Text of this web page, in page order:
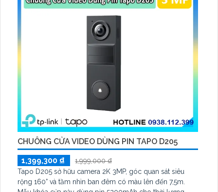
CHUÔNG CỬA VIDEO DÙNG PIN TAPO D205
1,399,300 ₫
1,999,000 ₫
Tapo D205 sở hữu camera 2K 3MP, góc quan sát siêu
rộng 160° và tầm nhìn ban đêm có màu lên đến 7,5m.